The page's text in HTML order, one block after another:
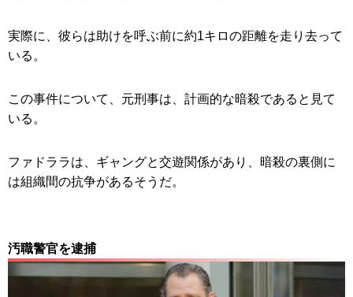
実際に、彼らは助けを呼ぶ前に約1キロの距離を走り去って
いる。
この事件について、元刑事は、計画的な暗殺であると見て
いる。
ファドララは、ギャングと交遊関係があり、暗殺の裏側に
は組織間の抗争があるそうだ。
汚職警官を逮捕